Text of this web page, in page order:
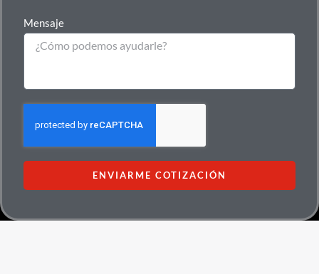
Mensaje
ENVIARME COTIZACIÓN